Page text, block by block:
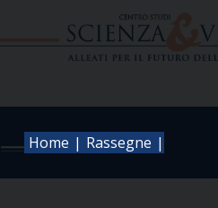
Home | Rassegne |